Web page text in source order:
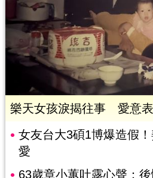
樂天女孩淚揭往事 愛意
女友台大3碩1博爆造假
愛
63歲章小蕙吐露心聲：